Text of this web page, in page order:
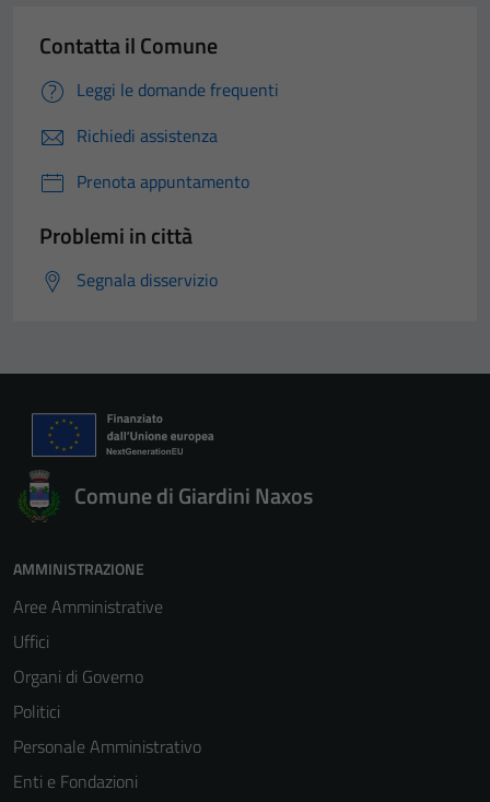
Contatta il Comune
Leggi le domande frequenti
Richiedi assistenza
Prenota appuntamento
Problemi in città
Segnala disservizio
Comune di Giardini Naxos
AMMINISTRAZIONE
Aree Amministrative
Uffici
Organi di Governo
Politici
Personale Amministrativo
Enti e Fondazioni